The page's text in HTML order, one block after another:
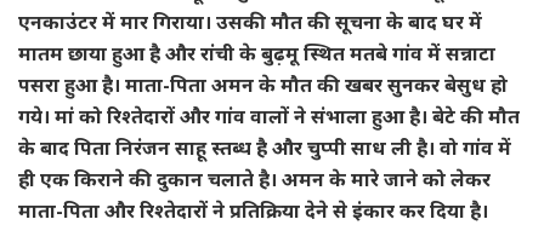
एनकाउंटर में मार गिराया। उसकी मौत की सूचना के बाद घर में
मातम छाया हुआ है और रांची के बुढ़मू स्थित मतबे गांव में सन्नाटा
पसरा हुआ है। माता-पिता अमन के मौत की खबर सुनकर बेसुध हो
गये। मां को रिश्तेदारों और गांव वालों ने संभाला हुआ है। बेटे की मौत
के बाद पिता निरंजन साहू स्तब्ध है और चुप्पी साध ली है। वो गांव में
ही एक किराने की दुकान चलाते है। अमन के मारे जाने को लेकर
माता-पिता और रिश्तेदारों ने प्रतिक्रिया देने से इंकार कर दिया है।